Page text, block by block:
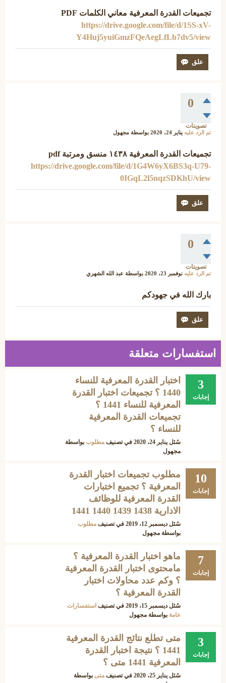
تجميعات القدرة المعرفية معاني الكلمات PDF
https://drive.google.com/file/d/1SS-xV-
Y4Huj5yuiGmzFQeAegLfLb7dv5/view
0
تصويتات
تم الرد عليه يناير 24، 2020 بواسطة مجهول
تجميعات القدرة المعرفية ١٤٣٨ منسق ومرتبة pdf
https://drive.google.com/file/d/1G4W6yX6BS3q-U79-
0IGqL2l5nqzSDKhU/view
0
تصويتات
تم الرد عليه نوفمبر 23، 2020 بواسطة عبد الله الشهري
بارك الله في جهودكم
استفسارات متعلقة
3
إجابات
اختبار القدرة المعرفية للنساء
1440 ؟ تجميعات اختبار القدرة
المعرفية للنساء 1441 ؟
تجميعات القدرة المعرفية
للنساء ؟
سُئل يناير 24، 2020 في تصنيف مطلوب بواسطة
مجهول
10
إجابات
مطلوب تجميعات اختبار القدرة
المعرفية ؟ تجميع اختبارات
القدرة المعرفية للوظائف
الادارية 1438 1439 1440 1441
سُئل ديسمبر 12، 2019 في تصنيف مطلوب
بواسطة مجهول
7
إجابات
ماهو اختبار القدرة المعرفية ؟
مامحتوى اختبار القدرة المعرفية
؟ وكم عدد محاولات اختبار
القدرة المعرفية ؟
سُئل ديسمبر 15، 2019 في تصنيف استفسارات
عامة بواسطة مجهول
3
إجابات
متى تطلع نتائج القدرة المعرفية
1441 ؟ نتيجة اختبار القدرة
المعرفية 1441 متى ؟
سُئل يناير 25، 2020 في تصنيف متى بواسطة